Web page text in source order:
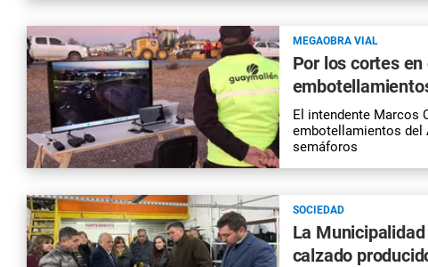
MEGAOBRA VIAL
Por los cortes
El intendente Marcos
embotellamientos del
semáforos
SOCIEDAD
La
calzado